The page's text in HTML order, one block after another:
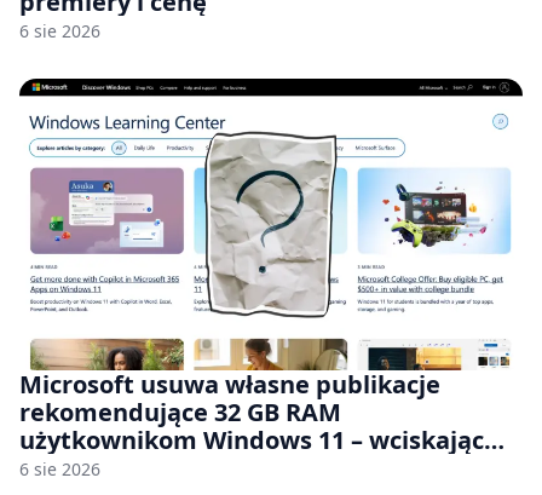
6 sie 2026
Microsoft usuwa własne publikacje
rekomendujące 32 GB RAM
użytkownikom Windows 11 – wciskając
nam przy tym komputery z 8 GB RAM po
6 sie 2026